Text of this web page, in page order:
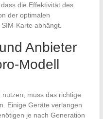
die Effektivität des
der optimalen
Karte abhängt.
Anbieter
Modell
nutzen, muss das richtige
Einige Geräte verlangen
je nach Generation